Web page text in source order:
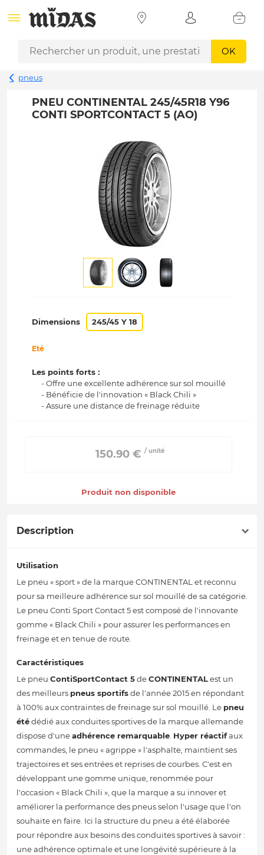
OK
pneus
PNEU CONTINENTAL 245/45R18 Y96
CONTI SPORTCONTACT 5 (AO)
Dimensions 245/45 Y 18
Eté
Les points forts :
- Offre une excellente adhérence sur sol mouillé
- Bénéficie de l'innovation « Black Chili »
- Assure une distance de freinage réduite
150.90 € / unité
Produit non disponible
Description
Utilisation
Le pneu « sport » de la marque CONTINENTAL et reconnu
pour sa meilleure adhérence sur sol mouillé de sa catégorie.
Le pneu Conti Sport Contact 5 est composé de l'innovante
gomme « Black Chili » pour assurer les performances en
freinage et en tenue de route.
Caractéristiques
Le pneu ContiSportContact 5deCONTINENTALest un
des meilleurs pneus sportifsde l'année 2015 en répondant
à 100% aux contraintes de freinage sur sol mouillé. Le pneu
étédédié aux conduites sportives de la marque allemande
dispose d'uneadhérence remarquable. Hyper réactifaux
commandes, le pneu « agrippe » l'asphalte, maintient ses
trajectoires et ses entrées et reprises de courbes. C'est en
développant une gomme unique, renommée pour
l'occasion « Black Chili », que la marque a su innover et
améliorer la performance des pneus selon l'usage que l'on
souhaite en faire. Ici la structure du pneu a été élaborée
pour répondre aux besoins des conduites sportives à savoir :
une adhérence optimale et une longévité supérieure à la